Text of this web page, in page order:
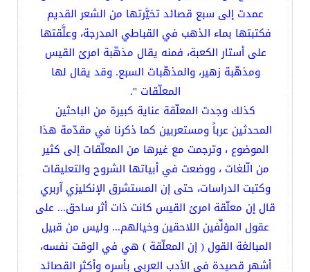
عمدت إلى سبع قصائد تخيَّرتها من الشعر القديم
فكتبتها بماء الذهب في القباطي المدرجة، وعلَّقتها
على أستار الكعبة، فمنه يقال مذهّبة امرئ القيس
ومذهّبة زهير، والمذهّبات السبع. وقد يقال لها
المعلّقات ".
كذلك وجدت المعلّقة عناية كبيرة من الباحثين
المحدثين عرباً ومستعربين كما ذكرنا في مقدّمة هذا
الموضوع ، وترجمت مع غيرها من المعلّقات إلى كثير
من الّلغات ، ووضعت في أبياتها الشروح والتعليقات
وكتبت الدراسات، حتى إن المستشرق الإنكليزي آربري
قال إن معلّقة امرئ القيس كانت ذات أثر ساحق... على
عقول المؤلِّفين اللاحقين وخيالهم... وليس من قبيل
المبالغة القول ( إن المعلّقة ) هي في الوقت نفسه،
أشهر قصيدة في الأدب العربي بأسره وأكثر القصائد